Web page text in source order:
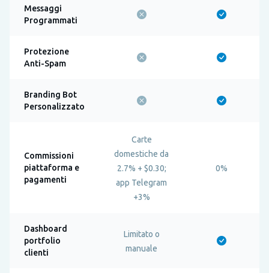
Messaggi
Programmati
Protezione
Anti-Spam
Branding Bot
Personalizzato
Commissioni
piattaforma e
pagamenti
Carte
domestiche da
2.7% + $0.30;
app Telegram
+3%
0%
Dashboard
portfolio
clienti
Limitato o
manuale